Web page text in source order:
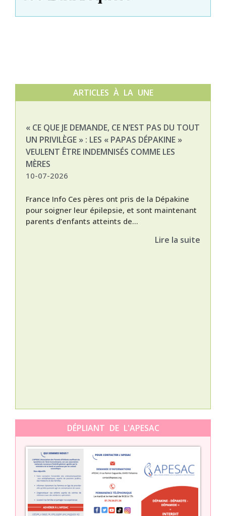
ARTICLES À LA UNE
« CE QUE JE DEMANDE, CE N’EST PAS DU TOUT
UN PRIVILÈGE » : LES « PAPAS DÉPAKINE »
VEULENT ÊTRE INDEMNISÉS COMME LES
MÈRES
10-07-2026
France Info Ces pères ont pris de la Dépakine
pour soigner leur épilepsie, et sont maintenant
parents d’enfants atteints de...
Lire la suite
DÉPLIANT DE L'APESAC